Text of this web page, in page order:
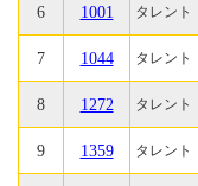
6 1001 タレント
7 1044 タレント
8 1272 タレント
9 1359 タレント